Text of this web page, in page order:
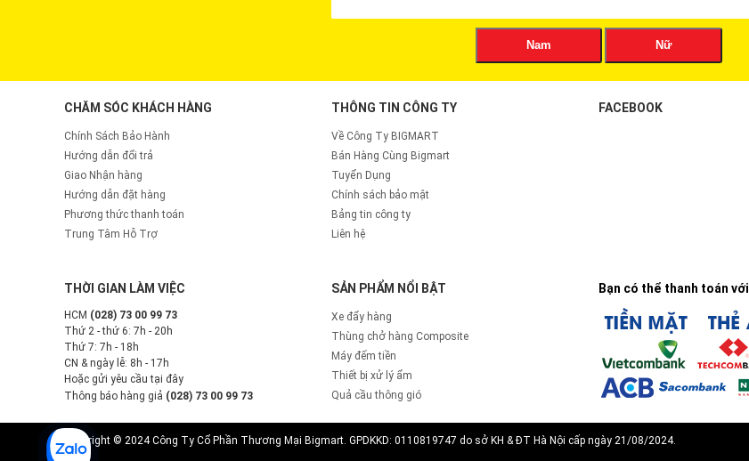
Nam Nữ
CHĂM SÓC KHÁCH HÀNG
Chính Sách Bảo Hành
Hướng dẫn đổi trả
Giao Nhận hàng
Hướng dẫn đặt hàng
Phương thức thanh toán
Trung Tâm Hỗ Trợ
THÔNG TIN CÔNG TY
Về Công Ty BIGMART
Bán Hàng Cùng Bigmart
Tuyển Dụng
Chính sách bảo mật
Bảng tin công ty
Liên hệ
FACEBOOK
THỜI GIAN LÀM VIỆC
HCM (028) 73 00 99 73
Thứ 2 - thứ 6: 7h - 20h
Thứ 7: 7h - 18h
CN & ngày lễ: 8h - 17h
Hoặc gửi yêu cầu tại đây
Thông báo hàng giả (028) 73 00 99 73
SẢN PHẨM NỔI BẬT
Xe đẩy hàng
Thùng chở hàng Composite
Máy đếm tiền
Thiết bị xử lý ẩm
Quả cầu thông gió
Bạn có thể thanh toán với
Copyright © 2024 Công Ty Cổ Phần Thương Mại Bigmart. GPDKKD: 0110819747 do sở KH & ĐT Hà Nội cấp ngày 21/08/2024.